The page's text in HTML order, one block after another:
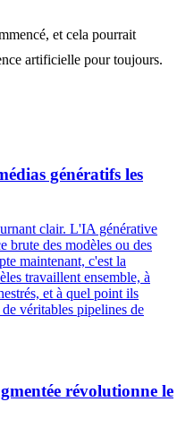
et cela pourrait
artificielle pour toujours.
génératifs les
clair. L'IA générative
brute des modèles ou des
maintenant, c'est la
travaillent ensemble, à
et à quel point ils
véritables pipelines de
révolutionne le